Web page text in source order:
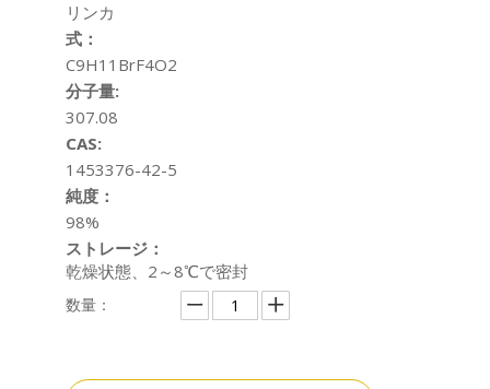
リンカ
式：
C9H11BrF4O2
分子量:
307.08
CAS:
1453376-42-5
純度：
98%
ストレージ：
乾燥状態、2～8℃で密封
数量：